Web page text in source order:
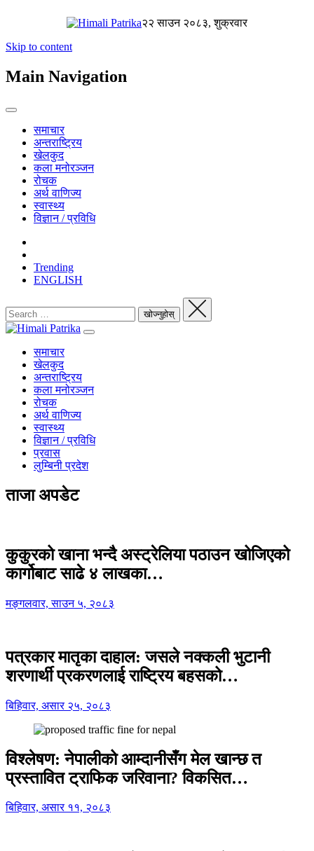
२२ साउन २०८३, शुक्रवार
Skip to content
Main Navigation
समाचार
अन्तराष्ट्रिय
खेलकुद
कला मनोरञ्जन
रोचक
अर्थ वाणिज्य
स्वास्थ्य
विज्ञान / प्रविधि
Trending
ENGLISH
समाचार
खेलकुद
अन्तराष्ट्रिय
कला मनोरञ्जन
रोचक
अर्थ वाणिज्य
स्वास्थ्य
विज्ञान / प्रविधि
प्रवास
लुम्बिनी प्रदेश
ताजा अपडेट
कुकुरको खाना भन्दै अस्ट्रेलिया पठाउन खोजिएको
कार्गोबाट साढे ४ लाखका…
मङ्गलवार, साउन ५, २०८३
पत्रकार मातृका दाहाल: जसले नक्कली भुटानी
शरणार्थी प्रकरणलाई राष्ट्रिय बहसको…
बिहिवार, असार २५, २०८३
विश्लेषण: नेपालीको आम्दानीसँग मेल खान्छ त
प्रस्तावित ट्राफिक जरिवाना? विकसित…
बिहिवार, असार ११, २०८३